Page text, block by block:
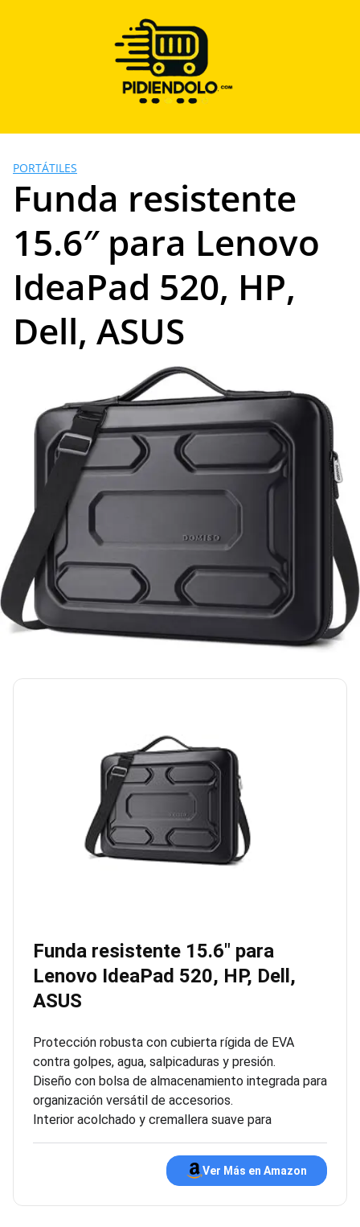
PORTÁTILES
Funda resistente
15.6″ para Lenovo
IdeaPad 520, HP,
Dell, ASUS
Funda resistente 15.6″ para
Lenovo IdeaPad 520, HP, Dell,
ASUS
Protección robusta con cubierta rígida de EVA
contra golpes, agua, salpicaduras y presión.
Diseño con bolsa de almacenamiento integrada para
organización versátil de accesorios.
Interior acolchado y cremallera suave para
Ver Más en Amazon